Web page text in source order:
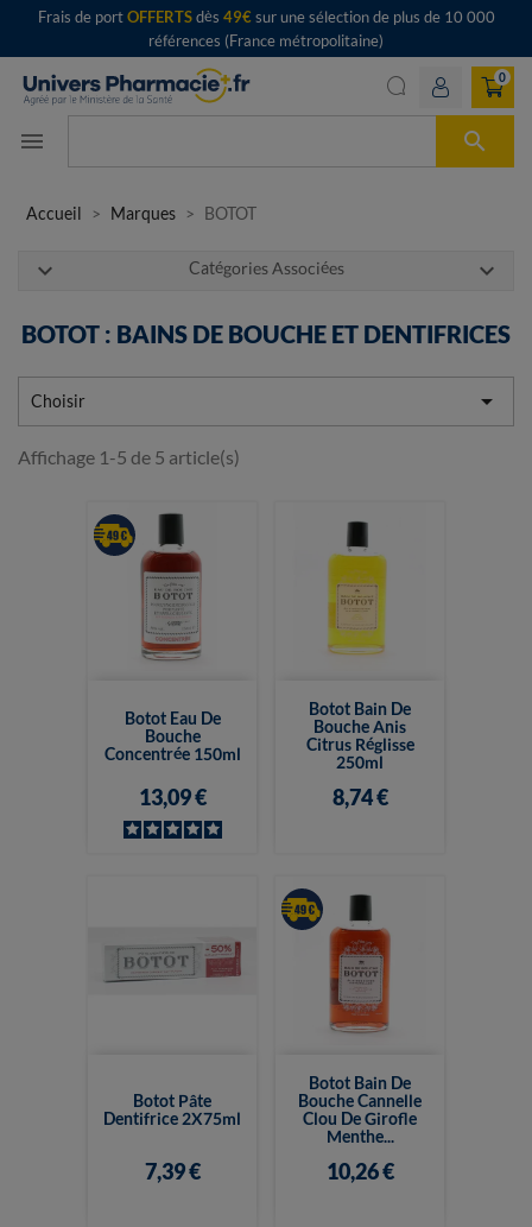
Frais de portOFFERTSdès 49€sur une sélection de plus de 10 000
références (France métropolitaine)
menu 
0
Accueil Marques BOTOT
expand_more Catégories Associées expand_more
BOTOT : BAINS DE BOUCHE ET DENTIFRICES
Choisir 
Affichage 1-5 de 5 article(s)
Botot Eau De
Bouche
Concentrée 150ml
13,09 €
Botot Bain De
Bouche Anis
Citrus Réglisse
250ml
8,74 €
Botot Pâte
Dentifrice 2X75ml
7,39 €
Botot Bain De
Bouche Cannelle
Clou De Girofle
Menthe...
10,26 €